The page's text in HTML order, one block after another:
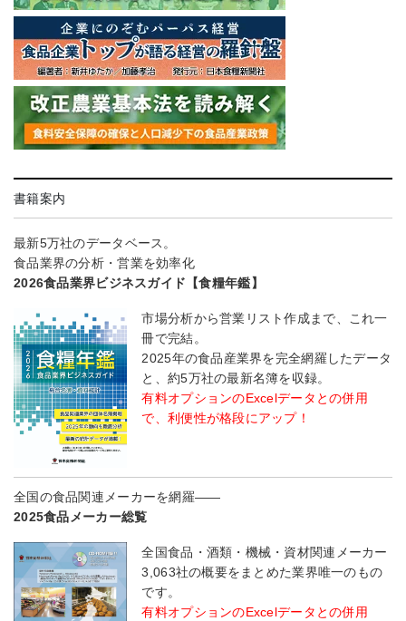
書籍案内
最新5万社のデータベース。
食品業界の分析・営業を効率化
2026食品業界ビジネスガイド【食糧年鑑】
市場分析から営業リスト作成まで、これ一
冊で完結。
2025年の食品産業界を完全網羅したデータ
と、約5万社の最新名簿を収録。
有料オプションのExcelデータとの併用
で、利便性が格段にアップ！
全国の食品関連メーカーを網羅――
2025食品メーカー総覧
全国食品・酒類・機械・資材関連メーカー
3,063社の概要をまとめた業界唯一のもの
です。
有料オプションのExcelデータとの併用